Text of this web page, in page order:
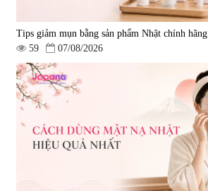
Tips giảm mụn bằng sản phẩm Nhật chính hãng
59
07/08/2026